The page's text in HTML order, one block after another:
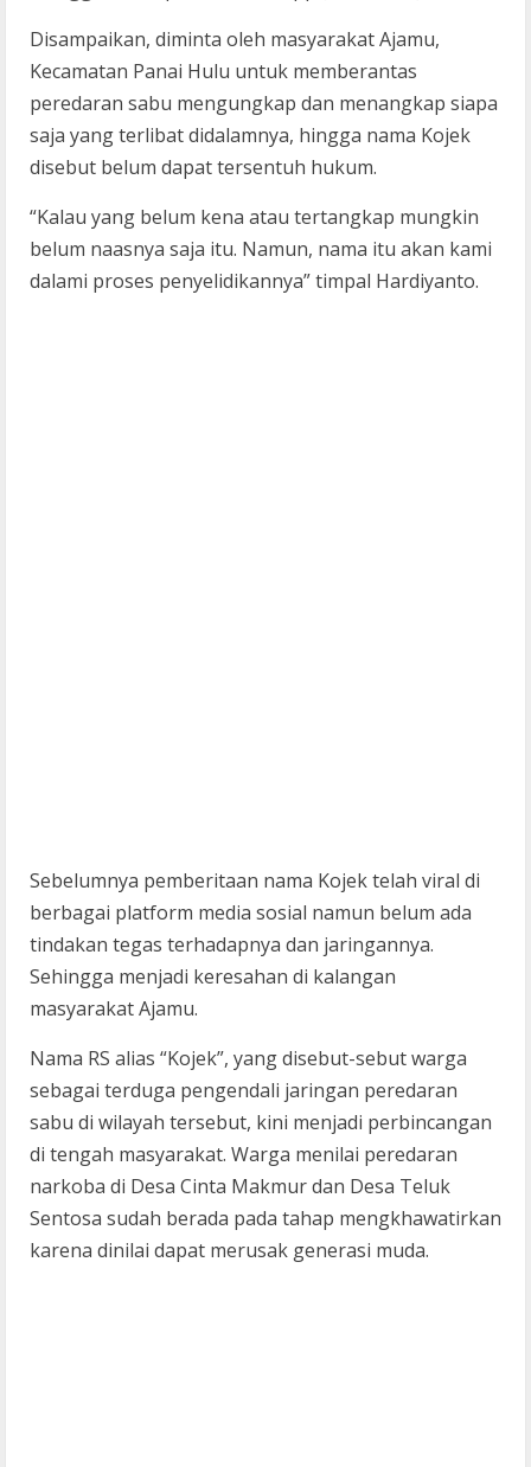
Disampaikan, diminta oleh masyarakat Ajamu,
Kecamatan Panai Hulu untuk memberantas
peredaran sabu mengungkap dan menangkap siapa
saja yang terlibat didalamnya, hingga nama Kojek
disebut belum dapat tersentuh hukum.
“Kalau yang belum kena atau tertangkap mungkin
belum naasnya saja itu. Namun, nama itu akan kami
dalami proses penyelidikannya” timpal Hardiyanto.
Sebelumnya pemberitaan nama Kojek telah viral di
berbagai platform media sosial namun belum ada
tindakan tegas terhadapnya dan jaringannya.
Sehingga menjadi keresahan di kalangan
masyarakat Ajamu.
Nama RS alias “Kojek”, yang disebut-sebut warga
sebagai terduga pengendali jaringan peredaran
sabu di wilayah tersebut, kini menjadi perbincangan
di tengah masyarakat. Warga menilai peredaran
narkoba di Desa Cinta Makmur dan Desa Teluk
Sentosa sudah berada pada tahap mengkhawatirkan
karena dinilai dapat merusak generasi muda.